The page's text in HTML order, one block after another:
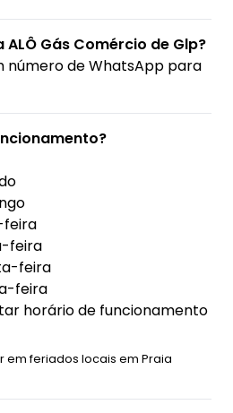
Gás Comércio de Glp?
número de WhatsApp para
feira
feira
feira
feira
horário de funcionamento
em feriados locais em Praia